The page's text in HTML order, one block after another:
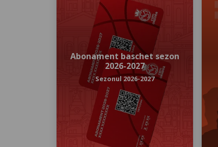
Abonament baschet sezon
2026-2027
Sezonul 2026-2027
ABONAMENT BASCHET SEZON 2026-
Arena Antonio Alexe
Oradea